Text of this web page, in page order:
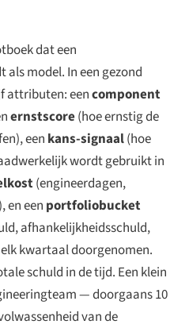
dat een
model. In een gezond
attributen: eencomponent
ernstscore(hoe ernstig de
een kans-signaal(hoe
wordt gebruikt in
(engineerdagen,
en een portfoliobucket
afhankelijkheidsschuld,
kwartaal doorgenomen.
schuld in de tijd. Een klein
— doorgaans 10
van de